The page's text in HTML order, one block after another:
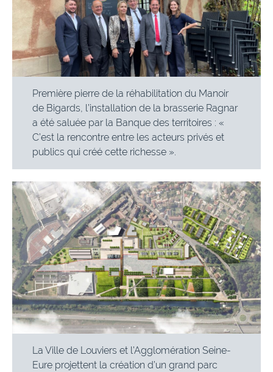
Première pierre de la réhabilitation du Manoir
de Bigards, l’installation de la brasserie Ragnar
a été saluée par la Banque des territoires : «
C’est la rencontre entre les acteurs privés et
publics qui créé cette richesse ».
La Ville de Louviers et l’Agglomération Seine-
Eure projettent la création d’un grand parc